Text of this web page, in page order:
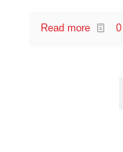
0
Read more